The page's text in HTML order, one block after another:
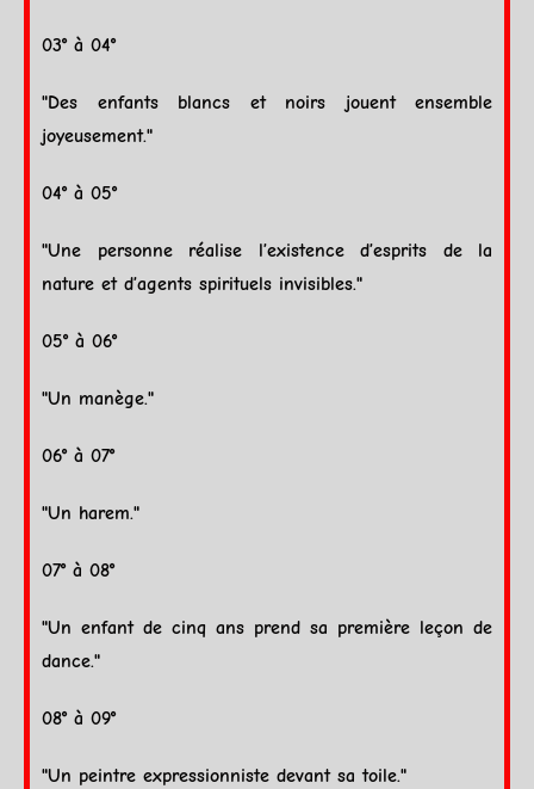
03° à 04°
"Des enfants blancs et noirs jouent ensemble
joyeusement."
04° à 05°
"Une personne réalise l’existence d’esprits de la
nature et d’agents spirituels invisibles."
05° à 06°
"Un manège."
06° à 07°
"Un harem."
07° à 08°
"Un enfant de cinq ans prend sa première leçon de
dance."
08° à 09°
"Un peintre expressionniste devant sa toile."